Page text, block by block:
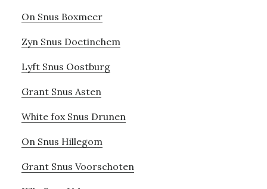
On Snus Boxmeer
Zyn Snus Doetinchem
Lyft Snus Oostburg
Grant Snus Asten
White fox Snus Drunen
On Snus Hillegom
Grant Snus Voorschoten